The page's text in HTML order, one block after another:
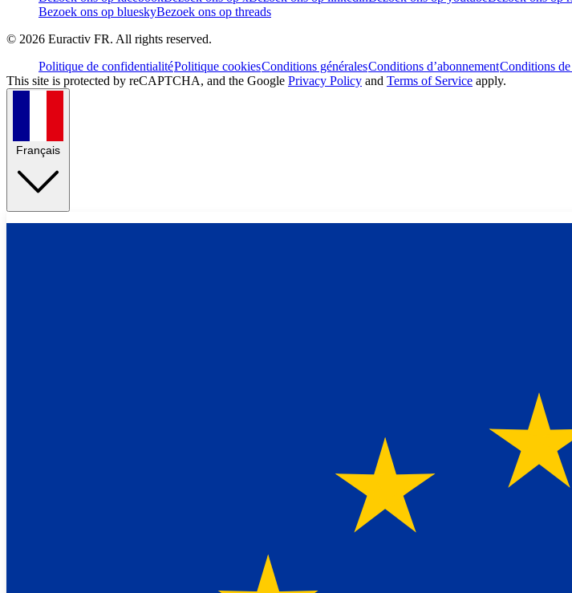
Bezoek ons op blueskyBezoek ons op threads
© 2026 Euractiv FR. All rights reserved.
Politique de confidentialitéPolitique cookiesConditions généralesConditions d’abonnementConditions
This site is protected by reCAPTCHA, and the Google Privacy Policy and Terms of Service apply.
Français